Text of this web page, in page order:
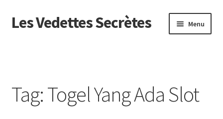
Skip
to
Skip
to
Les Vedettes Secrètes Menu
Contact us
Tag:Togel Yang Ada Slot